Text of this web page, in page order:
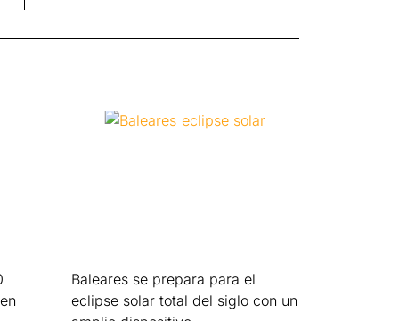
Baleares se prepara para el
eclipse solar total del siglo con un